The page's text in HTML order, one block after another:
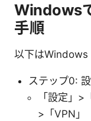
Windows
手順
以下はWindows
ステップ0:
「設定」>
>「VPN」